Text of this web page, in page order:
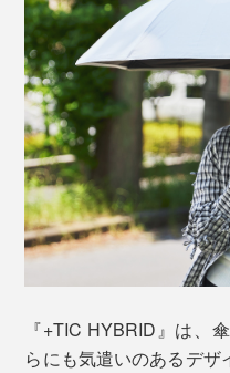
傘の上方から、人工太陽照明灯によ
ン頭部をサーモカメラで撮影。温
『+TIC HYBRID』は、
らにも気遣いのあるデ